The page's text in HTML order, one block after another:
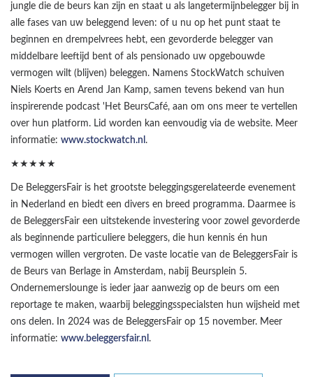
jungle die de beurs kan zijn en staat u als langetermijnbelegger bij in
alle fases van uw beleggend leven: of u nu op het punt staat te
beginnen en drempelvrees hebt, een gevorderde belegger van
middelbare leeftijd bent of als pensionado uw opgebouwde
vermogen wilt (blijven) beleggen. Namens StockWatch schuiven
Niels Koerts en Arend Jan Kamp, samen tevens bekend van hun
inspirerende podcast 'Het BeursCafé, aan om ons meer te vertellen
over hun platform. Lid worden kan eenvoudig via de website. Meer
informatie: www.stockwatch.nl .
★★★★★
De BeleggersFair is het grootste beleggingsgerelateerde evenement
in Nederland en biedt een divers en breed programma. Daarmee is
de BeleggersFair een uitstekende investering voor zowel gevorderde
als beginnende particuliere beleggers, die hun kennis én hun
vermogen willen vergroten. De vaste locatie van de BeleggersFair is
de Beurs van Berlage in Amsterdam, nabij Beursplein 5.
Ondernemerslounge is ieder jaar aanwezig op de beurs om een
reportage te maken, waarbij beleggingsspecialsten hun wijsheid met
ons delen. In 2024 was de BeleggersFair op 15 november. Meer
informatie: www.beleggersfair.nl .